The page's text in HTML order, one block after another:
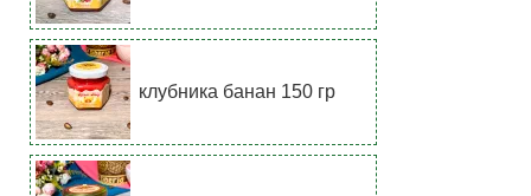
клубника банан 150 гр